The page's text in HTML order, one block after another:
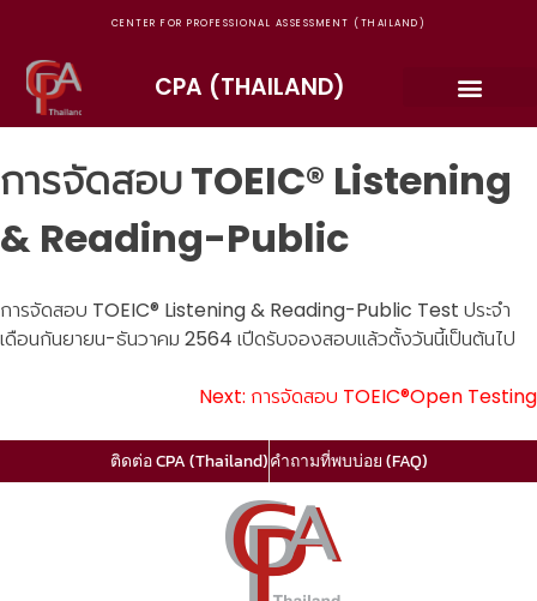
CENTER FOR PROFESSIONAL ASSESSMENT (THAILAND)
CPA (THAILAND)
การจัดสอบ TOEIC® Listening
& Reading-Public
การจัดสอบ TOEIC® Listening & Reading-Public Test ประจำ
เดือนกันยายน-ธันวาคม 2564 เปีดรับจองสอบแล้วตั้งวันนี้เป็นต้นไป
Next: การจัดสอบ TOEIC®Open Testing
ติดต่อ CPA (Thailand)คำถามที่พบบ่อย (FAQ)